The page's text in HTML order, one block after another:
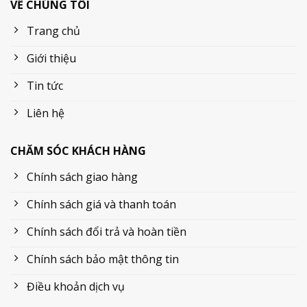
VỀ CHÚNG TÔI
Trang chủ
Giới thiệu
Tin tức
Liên hệ
CHĂM SÓC KHÁCH HÀNG
Chính sách giao hàng
Chính sách giá và thanh toán
Chính sách đổi trả và hoàn tiền
Chính sách bảo mật thông tin
Điều khoản dịch vụ